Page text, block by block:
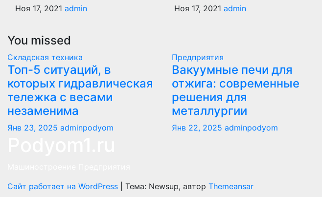
Ноя 17, 2021 admin Ноя 17, 2021 admin
You missed
Складская техника
Топ-5 ситуаций, в
которых гидравлическая
тележка с весами
незаменима
Янв 23, 2025 adminpodyom
Предприятия
Вакуумные печи для
отжига: современные
решения для
металлургии
Янв 22, 2025 adminpodyom
Сайт работает на WordPress
Тема: Newsup, автор Themeansar